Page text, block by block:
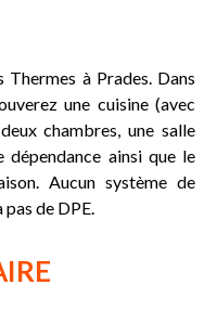
Thermes à Prades. Dans
une cuisine (avec
chambres, une salle
dépendance ainsi que le
Aucun système de
pas de DPE.